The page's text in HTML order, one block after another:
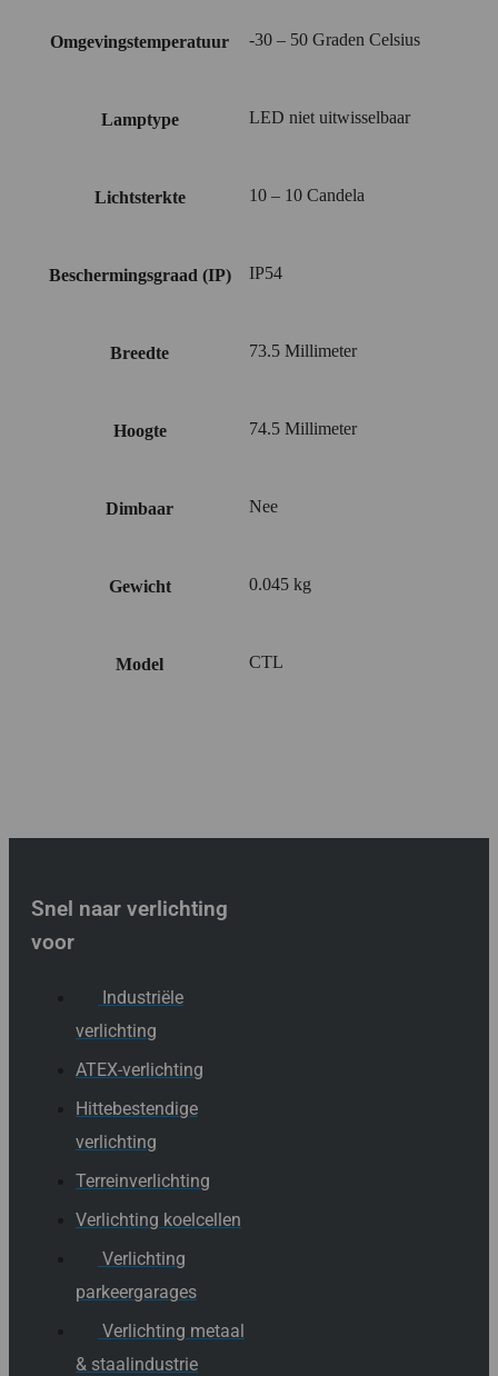
Omgevingstemperatuur -30 – 50 Graden Celsius
Lamptype LED niet uitwisselbaar
Lichtsterkte 10 – 10 Candela
Beschermingsgraad (IP) IP54
Breedte 73.5 Millimeter
Hoogte 74.5 Millimeter
Dimbaar Nee
Gewicht 0.045 kg
Model CTL
Snel naar verlichting
voor
Industriële
verlichting
ATEX-verlichting
Hittebestendige
verlichting
Terreinverlichting
Verlichting koelcellen
Verlichting
parkeergarages
Verlichting metaal
& staalindustrie